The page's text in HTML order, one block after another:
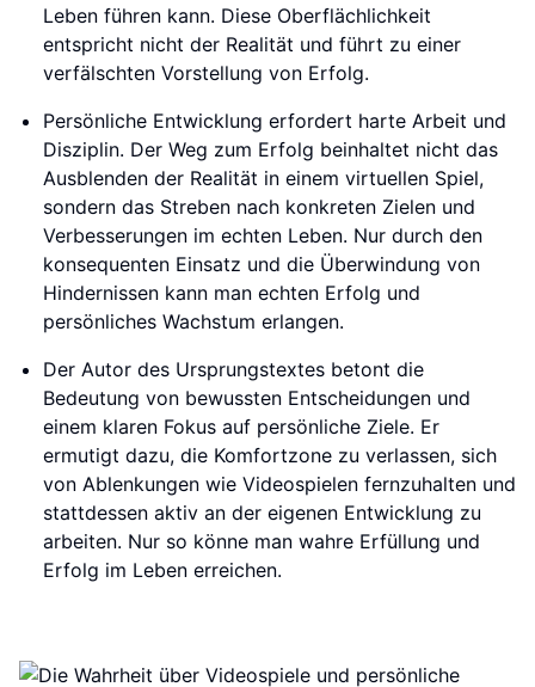
Leben führen kann. Diese Oberflächlichkeit
entspricht nicht der Realität und führt zu einer
verfälschten Vorstellung von Erfolg.
Persönliche Entwicklung erfordert harte Arbeit und
Disziplin. Der Weg zum Erfolg beinhaltet nicht das
Ausblenden der Realität in einem virtuellen Spiel,
sondern das Streben nach konkreten Zielen und
Verbesserungen im echten Leben. Nur durch den
konsequenten Einsatz und die Überwindung von
Hindernissen kann man echten Erfolg und
persönliches Wachstum erlangen.
Der Autor des Ursprungstextes betont die
Bedeutung von bewussten Entscheidungen und
einem klaren Fokus auf persönliche Ziele. Er
ermutigt dazu, die Komfortzone zu verlassen, sich
von Ablenkungen wie Videospielen fernzuhalten und
stattdessen aktiv an der eigenen Entwicklung zu
arbeiten. Nur so könne man wahre Erfüllung und
Erfolg im Leben erreichen.